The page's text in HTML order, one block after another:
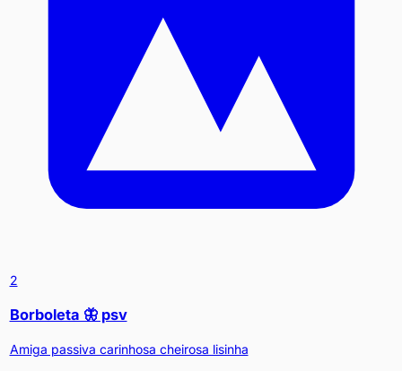
2
Borboleta 🦋 psv
Amiga passiva carinhosa cheirosa lisinha